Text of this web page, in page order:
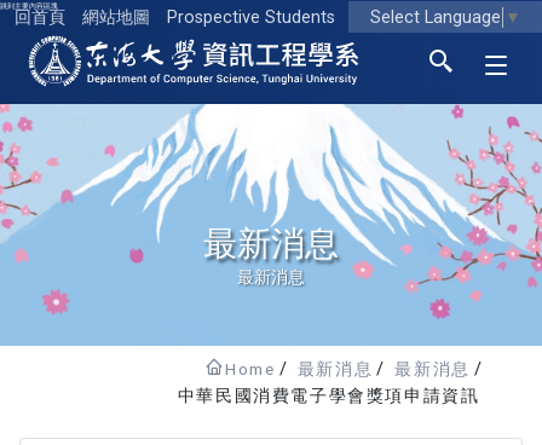
跳到主要內容區塊
回首頁 網站地圖 Prospective Students Select Language ▼
東海大學logo
最新消息
最新消息
Home 最新消息
最新消息
中華民國消費電子學會獎項申請資訊